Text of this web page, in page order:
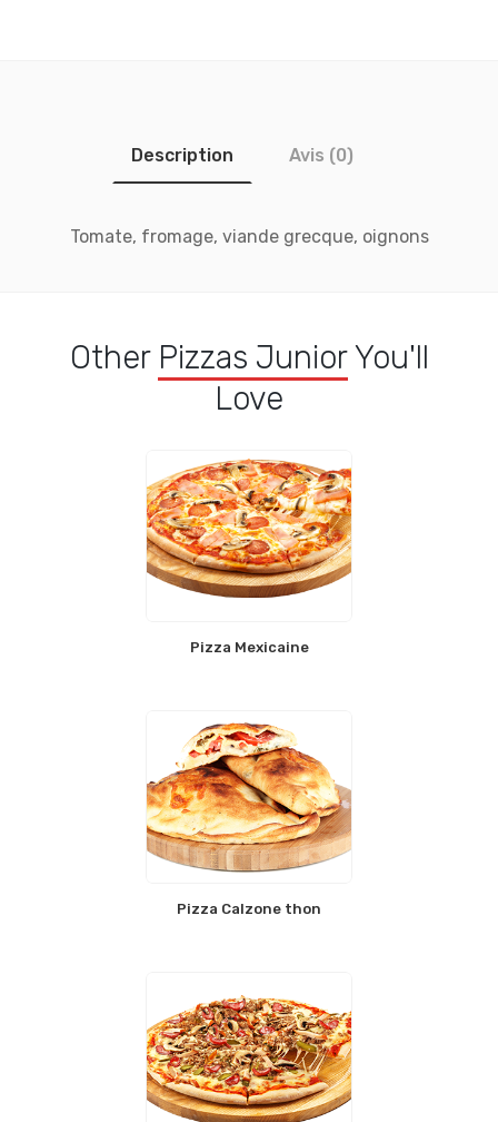
Description Avis (0)
Tomate, fromage, viande grecque, oignons
Other Pizzas JuniorYou'll
Love
Pizza Mexicaine
Pizza Calzone thon